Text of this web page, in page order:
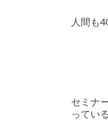
人間も
セミナ
ってい